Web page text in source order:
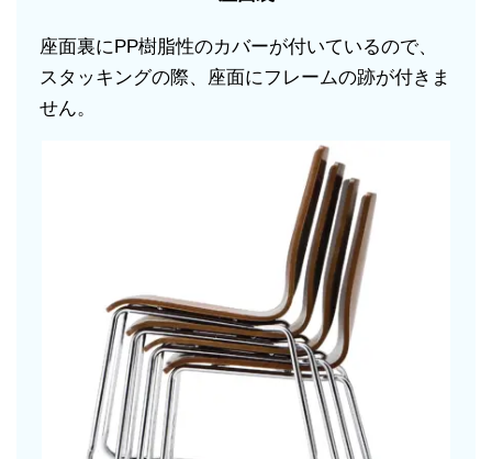
座面裏にPP樹脂性のカバーが付いているので、
スタッキングの際、座面にフレームの跡が付きま
せん。